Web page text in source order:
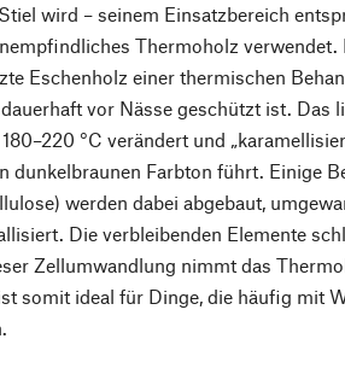
wird – seinem Einsatzbereich
Thermoholz verwendet.
Eschenholz einer thermischen
vor Nässe geschützt ist. Das
°C verändert und
dunkelbraunen Farbton führt. Einige
werden dabei abgebaut,
Die verbleibenden Elemente
Zellumwandlung nimmt das
somit ideal für Dinge, die häufig mit